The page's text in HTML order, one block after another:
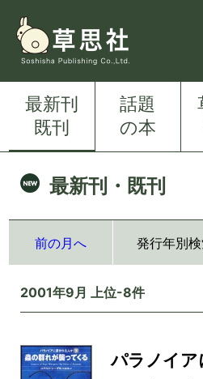
最新刊
既刊
話題
の本
最新刊・既刊
前の月へ 発行年別
2001年9月 上位-8件
パラノイア